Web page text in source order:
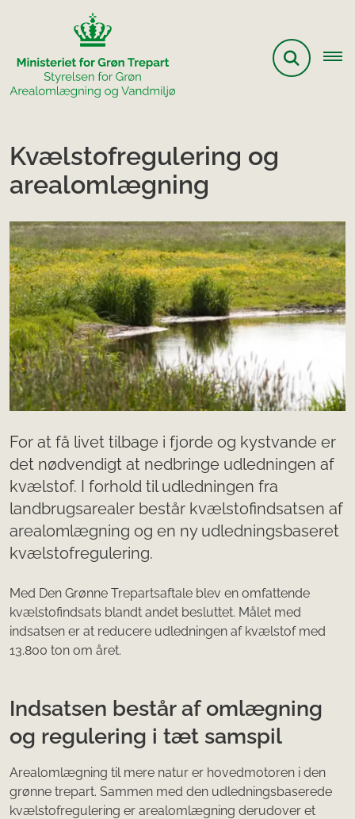
Kvælstofregulering og
arealomlægning
For at få livet tilbage i fjorde og kystvande er
det nødvendigt at nedbringe udledningen af
kvælstof. I forhold til udledningen fra
landbrugsarealer består kvælstofindsatsen af
arealomlægning og en ny udledningsbaseret
kvælstofregulering.
Med Den Grønne Trepartsaftale blev en omfattende
kvælstofindsats blandt andet besluttet. Målet med
indsatsen er at reducere udledningen af kvælstof med
13.800 ton om året.
Indsatsen består af omlægning
og regulering i tæt samspil
Arealomlægning til mere natur er hovedmotoren i den
grønne trepart. Sammen med den udledningsbaserede
kvælstofregulering er arealomlægning derudover et